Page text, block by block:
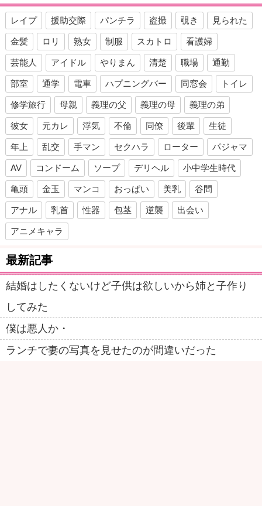
レイプ 援助交際 パンチラ 盗撮 覗き 見られた
金髪 ロリ 熟女 制服 スカトロ 看護婦
芸能人 アイドル やりまん 清楚 職場 通勤
部室 通学 電車 ハプニングバー 同窓会 トイレ
修学旅行 母親 義理の父 義理の母 義理の弟
彼女 元カレ 浮気 不倫 同僚 後輩 生徒
年上 乱交 手マン セクハラ ローター パジャマ
AV コンドーム ソープ デリヘル 小中学生時代
亀頭 金玉 マンコ おっぱい 美乳 谷間
アナル 乳首 性器 包茎 逆襲 出会い
アニメキャラ
最新記事
結婚はしたくないけど子供は欲しいから姉と子作り
してみた
僕は悪人か・
ランチで妻の写真を見せたのが間違いだった